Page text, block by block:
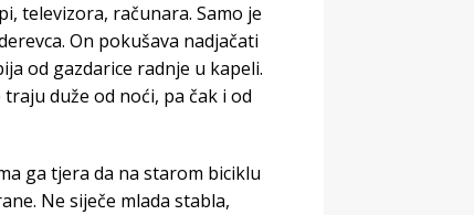
televizora, računara. Samo je
On pokušava nadjačati
od gazdarice radnje u kapeli.
duže od noći, pa čak i od
ga tjera da na starom biciklu
Ne siječe mlada stabla,